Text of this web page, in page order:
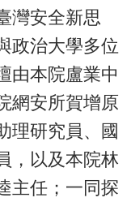
灣安全新思
政治大學多位
由本院盧業中
網安所賀增原
理研究員、國
，以及本院林
主任；一同探